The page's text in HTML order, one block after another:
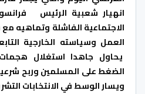
انهيار شعبية الرئيس
الاجتماعية الفاشلة وتماهيه
العمل وسياسته الخارجية
يحاول جاهدا استغلال
الضغط على المسلمين وربح
ويسار الوسط في الانتخابات